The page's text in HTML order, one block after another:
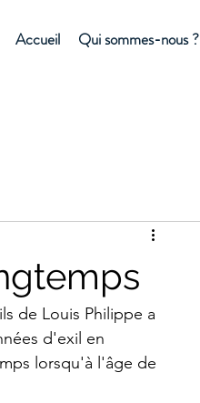
Accueil Qui sommes-nous ?
de Louis Philippe a
d'exil en
lorsqu'à l'âge de